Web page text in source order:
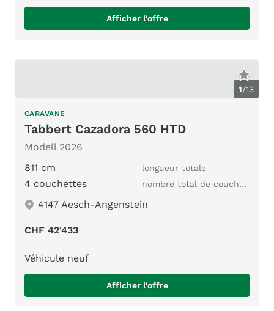
Afficher l'offre
1/13
CARAVANE
Tabbert Cazadora 560 HTD
Modell 2026
811 cm
longueur totale
4 couchettes nombre total de couchages
4147 Aesch-Angenstein
CHF 42'433
Véhicule neuf
Afficher l'offre